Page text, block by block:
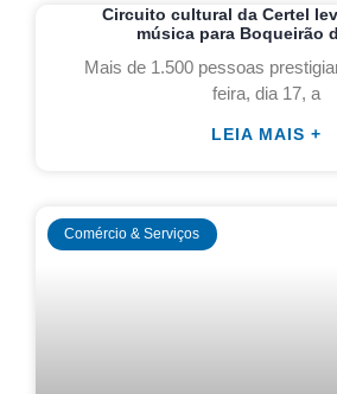
Circuito cultural da Certel
música para Boqueirão
Mais de 1.500 pessoas
feira, dia 17, a
LEIA MAIS +
Comércio & Serviços